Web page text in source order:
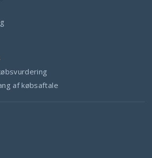
af købsaftale